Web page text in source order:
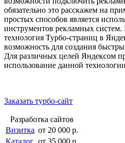
обязательно это расскажем на
простых способов является
инструментов рекламных
технология Турбо-страниц в
возможность для создания
Для различных целей Яндексом
использование данной
Заказать турбо-сайт
Разработка сайтов
Визитка от 20 000 р.